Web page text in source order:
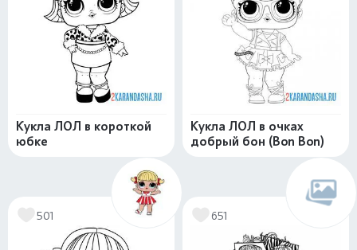
Кукла ЛОЛ в короткой
юбке
Кукла ЛОЛ в очках
добрый бон (Bon Bon)
501 651